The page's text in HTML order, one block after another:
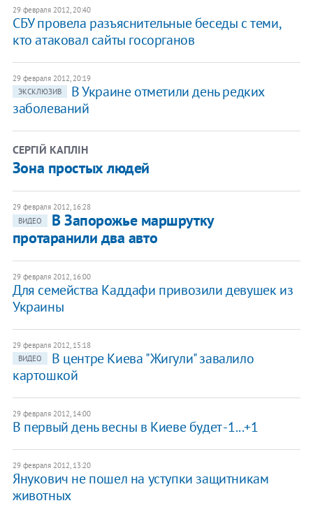
29 февраля 2012, 20:40
СБУ провела разъяснительные беседы с теми,
кто атаковал сайты госорганов
29 февраля 2012, 20:19
ЭКСКЛЮЗИВ
В Украине отметили день редких
заболеваний
СЕРГІЙ КАПЛІН
Зона простых людей
29 февраля 2012, 16:28
ВИДЕО
​В Запорожье маршрутку
протаранили два авто
29 февраля 2012, 16:00
Для семейства Каддафи привозили девушек из
Украины
29 февраля 2012, 15:18
ВИДЕО
В центре Киева "Жигули" завалило
картошкой
29 февраля 2012, 14:00
В первый день весны в Киеве будет -1...+1
29 февраля 2012, 13:20
Янукович не пошел на уступки защитникам
животных